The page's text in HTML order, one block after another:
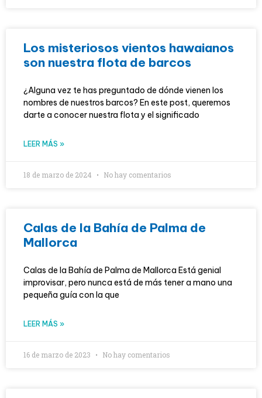
Los misteriosos vientos hawaianos
son nuestra flota de barcos
¿Alguna vez te has preguntado de dónde vienen los
nombres de nuestros barcos? En este post, queremos
darte a conocer nuestra flota y el significado
LEER MÁS »
18 de marzo de 2024 No hay comentarios
Calas de la Bahía de Palma de
Mallorca
Calas de la Bahía de Palma de Mallorca Está genial
improvisar, pero nunca está de más tener a mano una
pequeña guía con la que
LEER MÁS »
16 de marzo de 2023 No hay comentarios